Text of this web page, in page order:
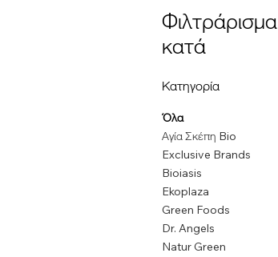
Φιλτράρισμα
κατά
Κατηγορία
Όλα
Αγία Σκέπη Bio
Exclusive Brands
Bioiasis
Ekoplaza
Green Foods
Dr. Angels
Natur Green